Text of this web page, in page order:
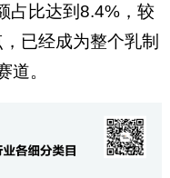
占比达到8.4%，较
已经成为整个乳制
道。